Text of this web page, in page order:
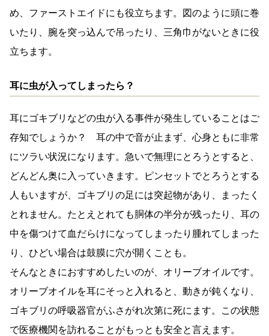
め、ファーストエイドにも役立ちます。図のように頭に巻
いたり、腕を突っ込んで吊ったり、三角巾がないときに役
立ちます。
耳に虫が入ってしまったら？
耳にゴキブリなどの虫が入る事件が発生していることはご
存知でしょうか？ 耳の中で音が止まず、心身ともに非常
にツラい状況になります。急いで無理にとろうとすると、
どんどん奥に入っていきます。ピンセットでとろうとする
人もいますが、ゴキブリの足には突起物があり、まったく
とれません。たとえとれても胴体の半分が残ったり、耳の
中を傷つけて血だらけになってしまったり腫れてしまった
り、ひどい場合は鼓膜に穴が開くことも。
そんなときにおすすめしたいのが、オリーブオイルです。
オリーブオイルを耳にそっと入れると、動きが鈍くなり、
ゴキブリの呼吸器官がふさがれ次第に死にます。この状態
で医療機関を訪れることがもっとも安全と言えます。